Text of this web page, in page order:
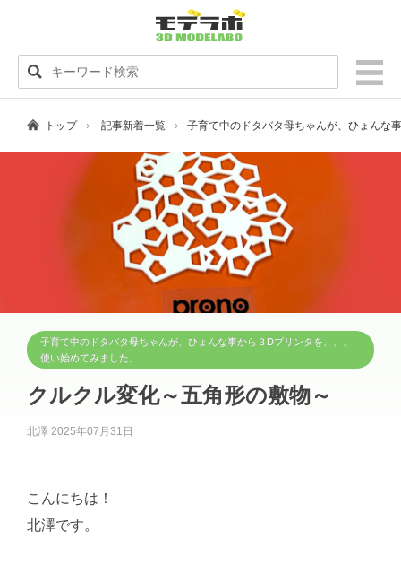
トップ 記事新着一覧 子育て中のドタバタ母ちゃんが、ひょんな
子育て中のドタバタ母ちゃんが、ひょんな事から３Dプリンタを、、、
使い始めてみました。
クルクル変化～五角形の敷物～
北澤 2025年07月31日
こんにちは！
北澤です。